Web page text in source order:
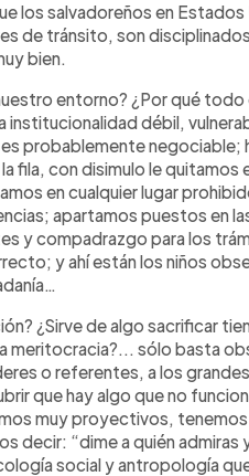
los salvadoreños en Estados
de tránsito, son
bien.
entorno? ¿Por qué
institucionalidad débil,
probablemente negociable;
fila, con disimulo le
en cualquier lugar
apartamos puestos en
y compadrazgo para los
y ahí están los niños
¿Sirve de algo sacrificar
sólo basta
o referentes, a los
que hay algo que no
muy proyectivos,
decir: “dime a quién admiras
social y antropología